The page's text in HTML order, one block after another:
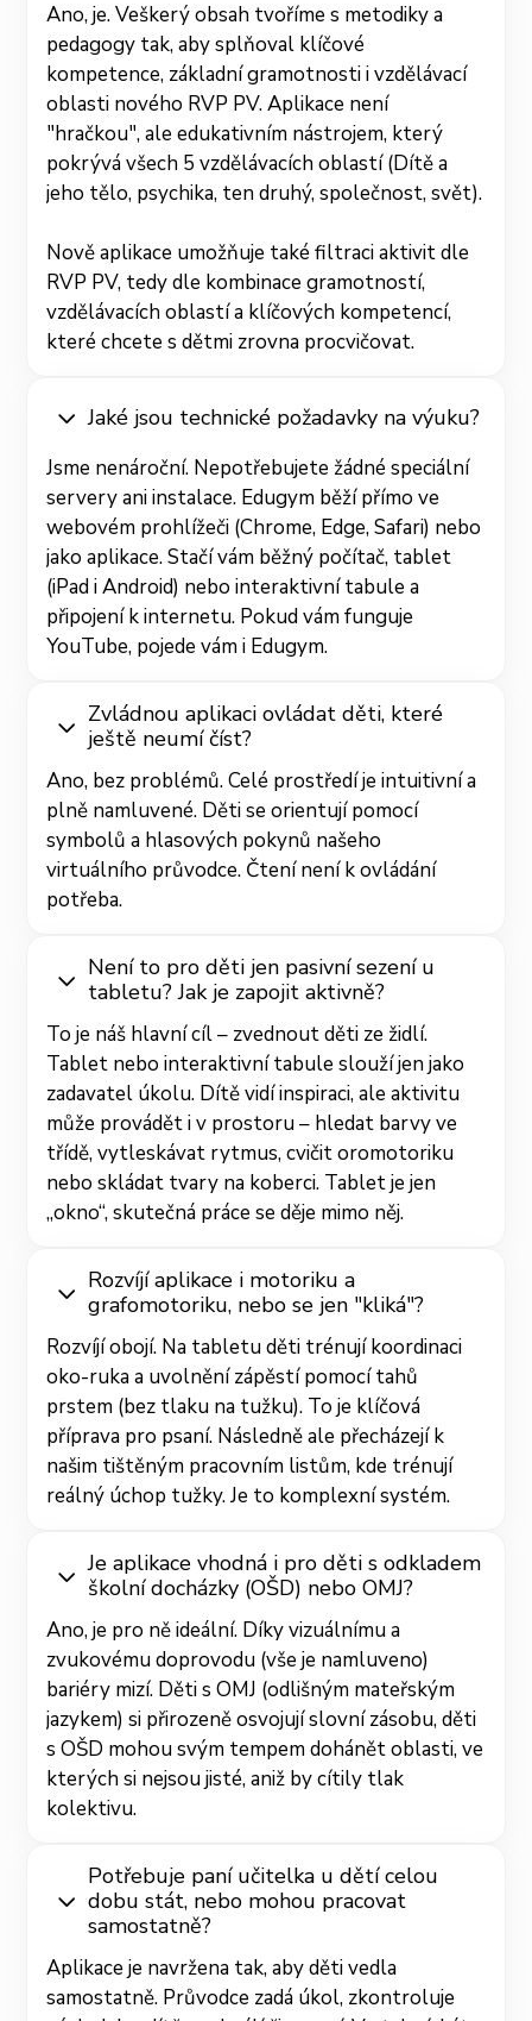
Ano, je. Veškerý obsah tvoříme s metodiky a
pedagogy tak, aby splňoval klíčové
kompetence, základní gramotnosti i vzdělávací
oblasti nového RVP PV. Aplikace není
"hračkou", ale edukativním nástrojem, který
pokrývá všech 5 vzdělávacích oblastí (Dítě a
jeho tělo, psychika, ten druhý, společnost, svět).
Nově aplikace umožňuje také filtraci aktivit dle
RVP PV, tedy dle kombinace gramotností,
vzdělávacích oblastí a klíčových kompetencí,
které chcete s dětmi zrovna procvičovat.
Jaké jsou technické požadavky na výuku?
Jsme nenároční. Nepotřebujete žádné speciální
servery ani instalace. Edugym běží přímo ve
webovém prohlížeči (Chrome, Edge, Safari) nebo
jako aplikace. Stačí vám běžný počítač, tablet
(iPad i Android) nebo interaktivní tabule a
připojení k internetu. Pokud vám funguje
YouTube, pojede vám i Edugym.
Zvládnou aplikaci ovládat děti, které
ještě neumí číst?
Ano, bez problémů. Celé prostředí je intuitivní a
plně namluvené. Děti se orientují pomocí
symbolů a hlasových pokynů našeho
virtuálního průvodce. Čtení není k ovládání
potřeba.
Není to pro děti jen pasivní sezení u
tabletu? Jak je zapojit aktivně?
To je náš hlavní cíl – zvednout děti ze židlí.
Tablet nebo interaktivní tabule slouží jen jako
zadavatel úkolu. Dítě vidí inspiraci, ale aktivitu
může provádět i v prostoru – hledat barvy ve
třídě, vytleskávat rytmus, cvičit oromotoriku
nebo skládat tvary na koberci. Tablet je jen
„okno“, skutečná práce se děje mimo něj.
Rozvíjí aplikace i motoriku a
grafomotoriku, nebo se jen "kliká"?
Rozvíjí obojí. Na tabletu děti trénují koordinaci
oko-ruka a uvolnění zápěstí pomocí tahů
prstem (bez tlaku na tužku). To je klíčová
příprava pro psaní. Následně ale přecházejí k
našim tištěným pracovním listům, kde trénují
reálný úchop tužky. Je to komplexní systém.
Je aplikace vhodná i pro děti s odkladem
školní docházky (OŠD) nebo OMJ?
Ano, je pro ně ideální. Díky vizuálnímu a
zvukovému doprovodu (vše je namluveno)
bariéry mizí. Děti s OMJ (odlišným mateřským
jazykem) si přirozeně osvojují slovní zásobu, děti
s OŠD mohou svým tempem dohánět oblasti, ve
kterých si nejsou jisté, aniž by cítily tlak
kolektivu.
Potřebuje paní učitelka u dětí celou
dobu stát, nebo mohou pracovat
samostatně?
Aplikace je navržena tak, aby děti vedla
samostatně. Průvodce zadá úkol, zkontroluje